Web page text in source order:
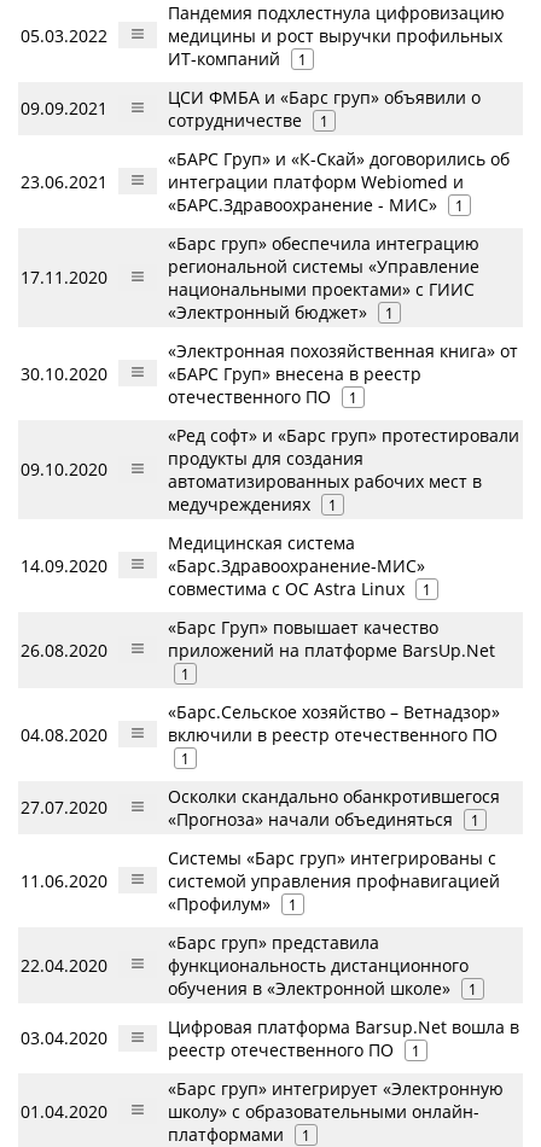
05.03.2022
Пандемия подхлестнула цифровизацию
медицины и рост выручки профильных
ИТ-компаний
1
09.09.2021
ЦСИ ФМБА и «Барс груп» объявили о
сотрудничестве
1
23.06.2021
«БАРС Груп» и «К-Скай» договорились об
интеграции платформ Webiomed и
«БАРС.Здравоохранение - МИС»
1
17.11.2020
«Барс груп» обеспечила интеграцию
региональной системы «Управление
национальными проектами» с ГИИС
«Электронный бюджет»
1
30.10.2020
«Электронная похозяйственная книга» от
«БАРС Груп» внесена в реестр
отечественного ПО
1
09.10.2020
«Ред софт» и «Барс груп» протестировали
продукты для создания
автоматизированных рабочих мест в
медучреждениях
1
14.09.2020
Медицинская система
«Барс.Здравоохранение-МИС»
совместима с ОС Astra Linux
1
26.08.2020
«Барс Груп» повышает качество
приложений на платформе BarsUp.Net
1
04.08.2020
«Барс.Сельское хозяйство – Ветнадзор»
включили в реестр отечественного ПО
1
27.07.2020
Осколки скандально обанкротившегося
«Прогноза» начали объединяться
1
11.06.2020
Системы «Барс груп» интегрированы с
системой управления профнавигацией
«Профилум»
1
22.04.2020
«Барс груп» представила
функциональность дистанционного
обучения в «Электронной школе»
1
03.04.2020
Цифровая платформа Barsup.Net вошла в
реестр отечественного ПО
1
01.04.2020
«Барс груп» интегрирует «Электронную
школу» с образовательными онлайн-
платформами
1